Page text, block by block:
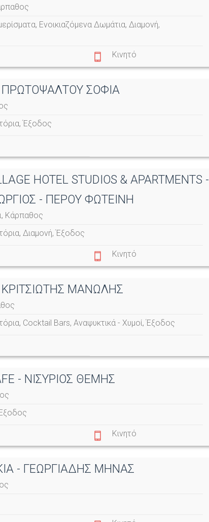
, Ενοικιαζόμενα Δωμάτια, Διαμονή,
Κινητό
ΠΡΩΤΟΨΑΛΤΟΥ ΣΟΦΙΑ
,Έξοδος
HOTEL STUDIOS & APARTMENTS -
- ΠΕΡΟΥ ΦΩΤΕΙΝΗ
Κάρπαθος
, Διαμονή,Έξοδος
Κινητό
ΜΑΝΩΛΗΣ
, Cocktail Bars, Αναψυκτικά - Χυμοί,Έξοδος
- ΝΙΣΥΡΙΟΣ ΘΕΜΗΣ
Κινητό
- ΓΕΩΡΓΙΑΔΗΣ ΜΗΝΑΣ